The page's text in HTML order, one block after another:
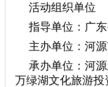
活动组织单位
指导单位：广
主办单位：河
承办单位：河
万绿湖文化旅游投